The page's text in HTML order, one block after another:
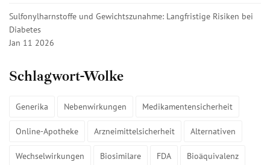
Sulfonylharnstoffe und Gewichtszunahme: Langfristige Risiken bei
Diabetes
Jan 11 2026
Schlagwort-Wolke
Generika Nebenwirkungen Medikamentensicherheit
Online-Apotheke Arzneimittelsicherheit Alternativen
Wechselwirkungen Biosimilare FDA Bioäquivalenz